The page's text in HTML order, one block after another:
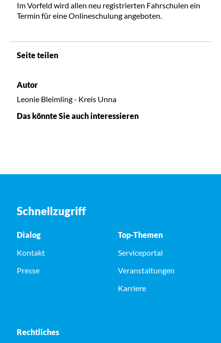
Im Vorfeld wird allen neu registrierten Fahrschulen ein
Termin für eine Onlineschulung angeboten.
Seite teilen
Autor
Leonie Bleimling - Kreis Unna
Das könnte Sie auch interessieren
Schnellzugriff
Dialog
Kontakt
Presse
Top-Themen
Serviceportal
Veranstaltungen
Karriere
Rechtliches